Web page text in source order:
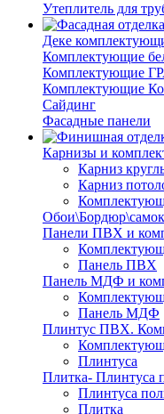
Утеплитель для
Деке
Комплектующие
Комплектующие
Комплектующие
Сайдинг
Фасадные панели
Карнизы и
Карниз
Карниз
Панели ПВХ и
Панель ПВХ
Панель МДФ и
Панель МДФ
Плинтус ПВХ.
Плинтуса
Плитка- Плинтуса
Плинтуса
Плитка